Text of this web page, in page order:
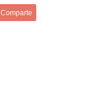
Comparte